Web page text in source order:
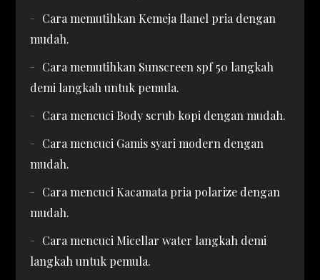
Cara memutihkan Kemeja flanel pria dengan
mudah.
Cara memutihkan Sunscreen spf 50 langkah
demi langkah untuk pemula.
Cara mencuci Body scrub kopi dengan mudah.
Cara mencuci Gamis syari modern dengan
mudah.
Cara mencuci Kacamata pria polarize dengan
mudah.
Cara mencuci Micellar water langkah demi
langkah untuk pemula.